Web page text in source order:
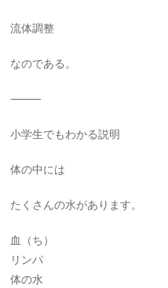
流体調整
なのである。
⸻
小学生でもわかる説明
体の中には
たくさんの水があります。
血（ち）
リンパ
体の水